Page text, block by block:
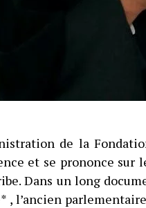
de la
et se prononce sur
Dans un long
, l’ancien